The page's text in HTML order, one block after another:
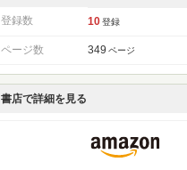
登録数 10 登録
ページ数 349 ページ
書店で詳細を見る